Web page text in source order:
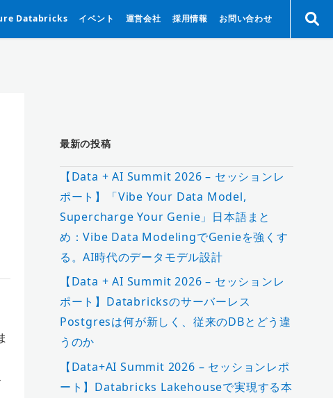
Databricks イベント 運営会社 採用情報 お問い合わせ
最新の投稿
【Data + AI Summit 2026 – セッションレ
ポート】「Vibe Your Data Model,
Supercharge Your Genie」日本語まと
め：Vibe Data ModelingでGenieを強くす
る。AI時代のデータモデル設計
【Data + AI Summit 2026 – セッションレ
ポート】Databricksのサーバーレス
Postgresは何が新しく、従来のDBとどう違
うのか
【Data+AI Summit 2026 – セッションレポ
ート】Databricks Lakehouseで実現する本